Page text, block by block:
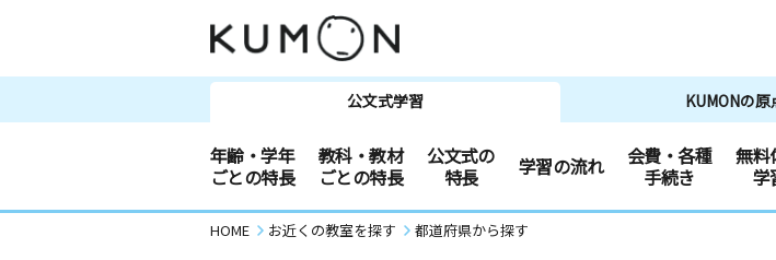
公文式学習 KUMONの原
年齢・学年
ごとの特長
教科・教材
ごとの特長
公文式の
特長
学習の流れ
会費・各種
手続き
無料
学
HOME お近くの教室を探す 都道府県から探す